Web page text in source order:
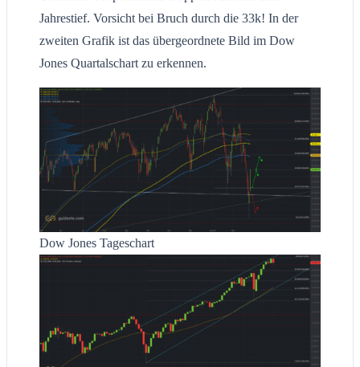
Jahrestief. Vorsicht bei Bruch durch die 33k! In der
zweiten Grafik ist das übergeordnete Bild im Dow
Jones Quartalschart zu erkennen.
Dow Jones Tageschart